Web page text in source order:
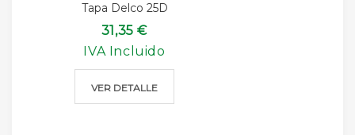
Tapa Delco 25D
31,35 €
IVA Incluido
VER DETALLE